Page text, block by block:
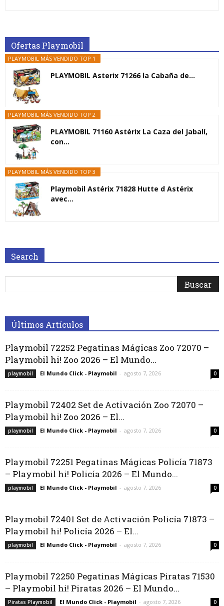
Ofertas Playmobil
PLAYMOBIL MÁS VENDIDO TOP 1
PLAYMOBIL Asterix 71266 la Cabaña de...
PLAYMOBIL MÁS VENDIDO TOP 2
PLAYMOBIL 71160 Astérix La Caza del Jabalí,
con...
PLAYMOBIL MÁS VENDIDO TOP 3
Playmobil Astérix 71828 Hutte d Astérix
avec...
Search
Últimos Artículos
Playmobil 72252 Pegatinas Mágicas Zoo 72070 –
Playmobil hi! Zoo 2026 – El Mundo...
playmobil El Mundo Click - Playmobil - agosto 7, 2026 0
Playmobil 72402 Set de Activación Zoo 72070 –
Playmobil hi! Zoo 2026 – El...
playmobil El Mundo Click - Playmobil - agosto 7, 2026 0
Playmobil 72251 Pegatinas Mágicas Policía 71873
– Playmobil hi! Policía 2026 – El Mundo...
playmobil El Mundo Click - Playmobil - agosto 7, 2026 0
Playmobil 72401 Set de Activación Policía 71873 –
Playmobil hi! Policía 2026 – El...
playmobil El Mundo Click - Playmobil - agosto 7, 2026 0
Playmobil 72250 Pegatinas Mágicas Piratas 71530
– Playmobil hi! Piratas 2026 – El Mundo...
Piratas Playmobil El Mundo Click - Playmobil - agosto 7, 2026 0